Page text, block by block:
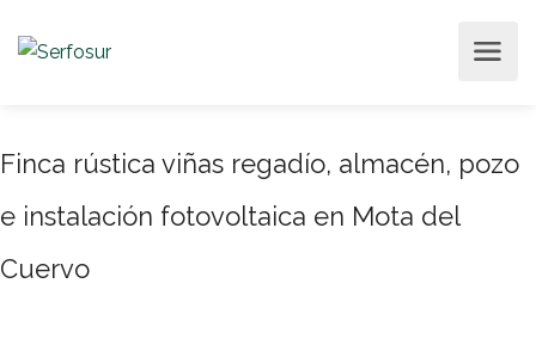
Finca rústica viñas regadío, almacén, pozo
e instalación fotovoltaica en Mota del
Cuervo